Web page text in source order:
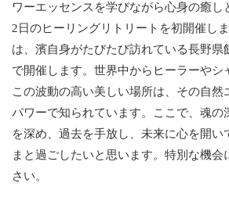
ワーエッセンスを学びながら心身の癒し
2日のヒーリングリトリートを初開催し
は、濱自身がたびたび訪れている長野県
で開催します。世界中からヒーラーやシ
この波動の高い美しい場所は、その自然
パワーで知られています。ここで、魂の
を深め、過去を手放し、未来に心を開い
まと過ごしたいと思います。特別な機会
さい。